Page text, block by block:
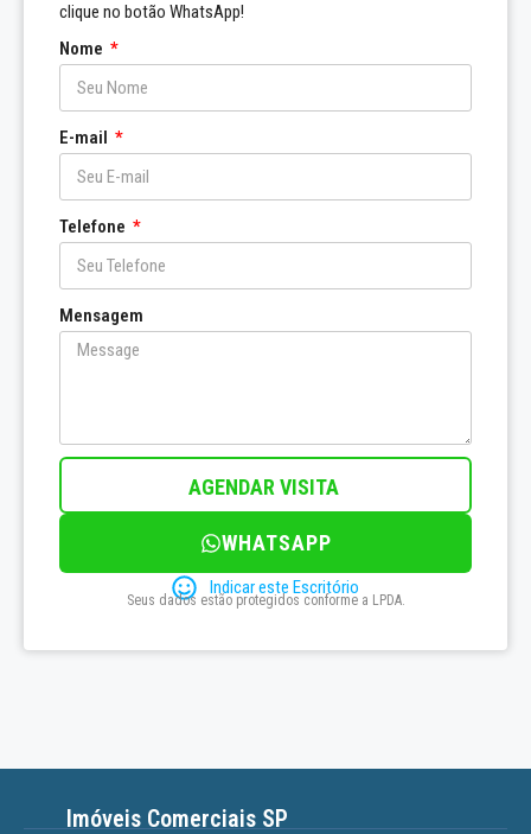
clique no botão WhatsApp!
Nome
E-mail
Telefone
Mensagem
AGENDAR VISITA
WHATSAPP
Indicar este Escritório
Seus dados estão protegidos conforme a LPDA.
Imóveis Comerciais SP